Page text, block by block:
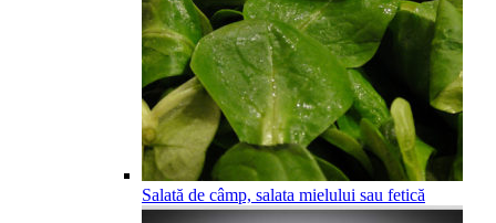
Salată de câmp, salata mielului sau fetică